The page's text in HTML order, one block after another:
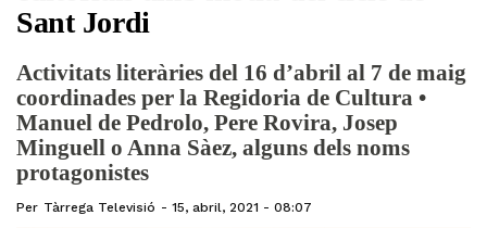
Sant Jordi
Activitats literàries del 16 d’abril al 7 de maig
coordinades per la Regidoria de Cultura •
Manuel de Pedrolo, Pere Rovira, Josep
Minguell o Anna Sàez, alguns dels noms
protagonistes
Per Tàrrega Televisió 15, abril, 2021 - 08:07